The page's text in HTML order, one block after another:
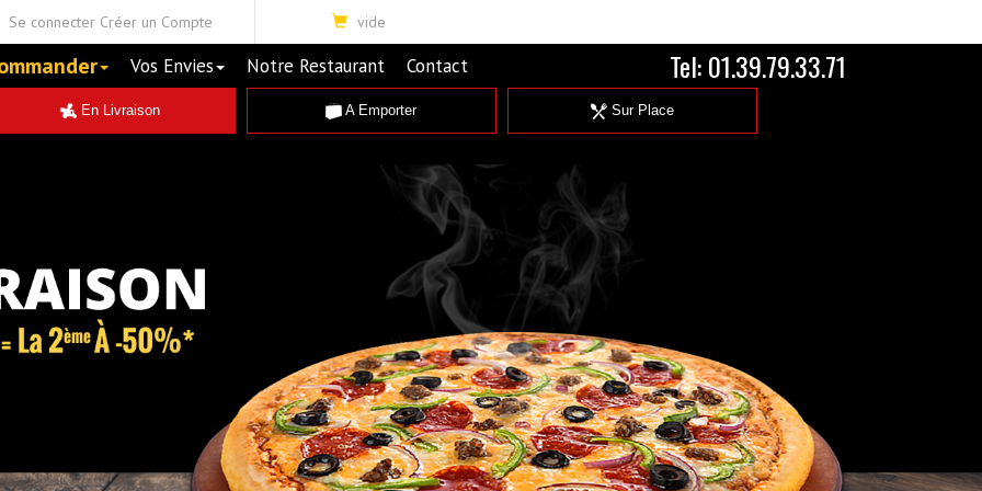
Se connecter Créer un Compte vide
Tel:01.39.79.33.71
Vos Envies Notre Restaurant Contact
En Livraison A Emporter Sur Place